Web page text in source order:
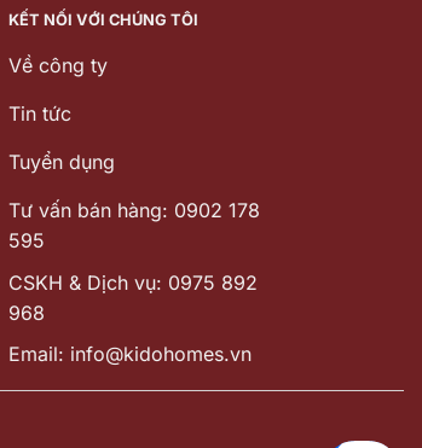
KẾT NỐI VỚI CHÚNG TÔI
Về công ty
Tin tức
Tuyển dụng
Tư vấn bán hàng: 0902 178
595
CSKH & Dịch vụ: 0975 892
968
Email: info@kidohomes.vn